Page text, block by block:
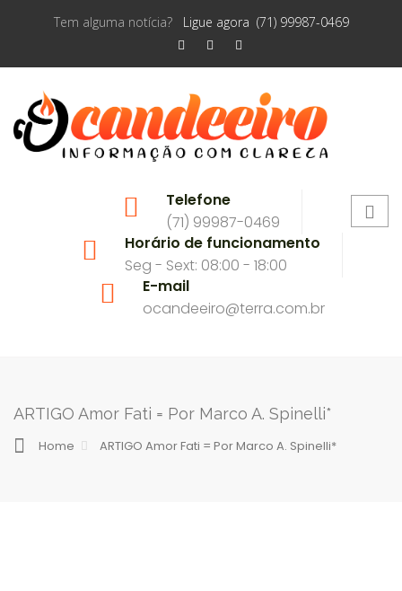
Tem alguma notícia? Ligue agora (71) 99987-0469
Telefone
(71) 99987-0469
Horário de funcionamento
Seg - Sext: 08:00 - 18:00
E-mail
ocandeeiro@terra.com.br
ARTIGO Amor Fati = Por Marco A. Spinelli*
Home ARTIGO Amor Fati = Por Marco A. Spinelli*